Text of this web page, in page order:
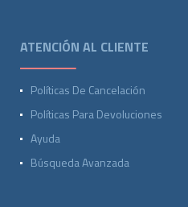
ATENCIÓN AL CLIENTE
Políticas De Cancelación
Políticas Para Devoluciones
Ayuda
Búsqueda Avanzada